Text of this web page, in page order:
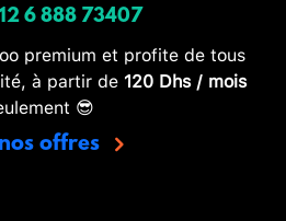
6 888 73407
premium et profite de tous
à partir de 120 Dhs / mois
😎
offres